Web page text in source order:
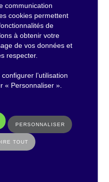
: Que
sur les
?
communication
cookies permettent
de
à obtenir votre
de vos données et
respecter.
l’utilisation
« Personnaliser ».
PERSONNALISER
TOUT